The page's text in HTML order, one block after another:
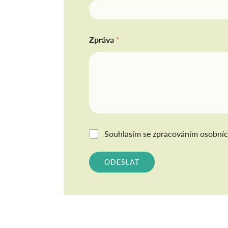
Zpráva *
G
P
R
*
Souhlasím sezpracováním
ODESLAT